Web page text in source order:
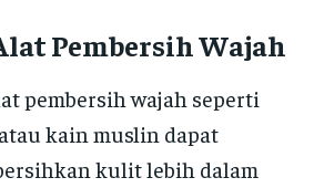
Pembersih Wajah
pembersih wajah seperti
kain muslin dapat
kulit lebih dalam